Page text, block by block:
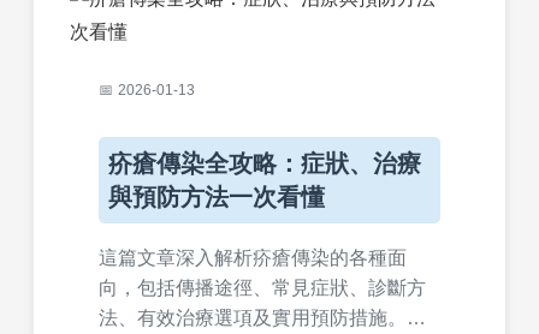
2026-01-13
疥瘡傳染全攻略：症狀、治療
與預防方法一次看懂
這篇文章深入解析疥瘡傳染的各種面
向，包括傳播途徑、常見症狀、診斷方
法、有效治療選項及實用預防措施。我